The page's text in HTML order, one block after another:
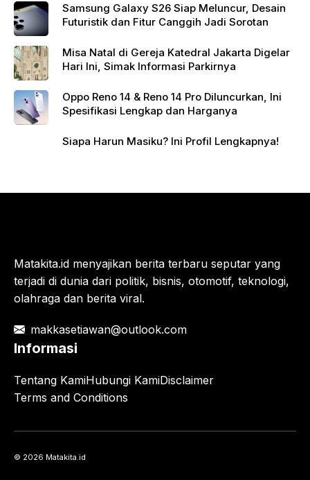
Samsung Galaxy S26 Siap Meluncur, Desain
Futuristik dan Fitur Canggih Jadi Sorotan
Misa Natal di Gereja Katedral Jakarta Digelar
Hari Ini, Simak Informasi Parkirnya
Oppo Reno 14 & Reno 14 Pro Diluncurkan, Ini
Spesifikasi Lengkap dan Harganya
Siapa Harun Masiku? Ini Profil Lengkapnya!
Matakita.id menyajikan berita terbaru seputar yang
terjadi di dunia dari politik, bisnis, otomotif, teknologi,
olahraga dan berita viral.
makkasetiawan@outlook.com
Informasi
Tentang KamiHubungi KamiDisclaimer
Terms and Conditions
© 2026 Matakita.id